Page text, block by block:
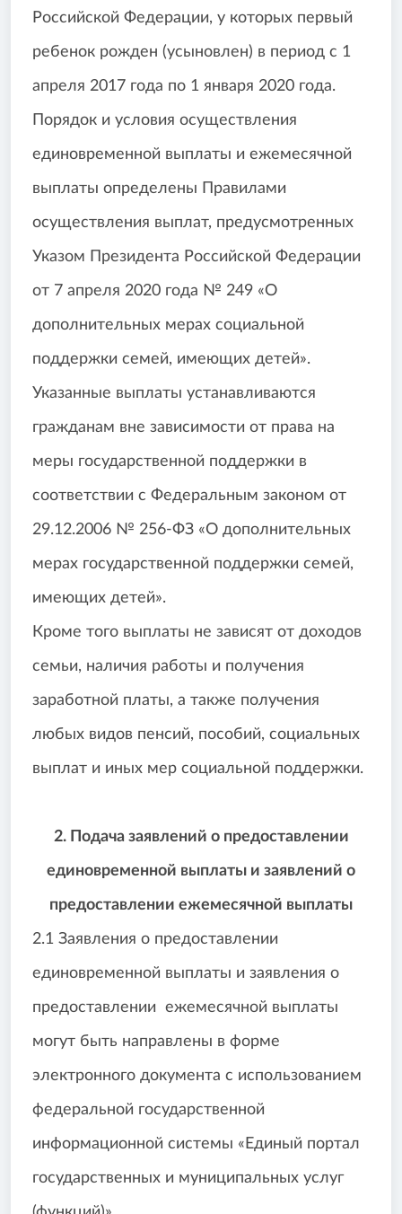
Российской Федерации, у которых первый
ребенок рожден (усыновлен) в период с 1
апреля 2017 года по 1 января 2020 года.
Порядок и условия осуществления
единовременной выплаты и ежемесячной
выплаты определены Правилами
осуществления выплат, предусмотренных
Указом Президента Российской Федерации
от 7 апреля 2020 года № 249 «О
дополнительных мерах социальной
поддержки семей, имеющих детей».
Указанные выплаты устанавливаются
гражданам вне зависимости от права на
меры государственной поддержки в
соответствии с Федеральным законом от
29.12.2006 № 256-ФЗ «О дополнительных
мерах государственной поддержки семей,
имеющих детей».
Кроме того выплаты не зависят от доходов
семьи, наличия работы и получения
заработной платы, а также получения
любых видов пенсий, пособий, социальных
выплат и иных мер социальной поддержки.
2. Подача заявлений о предоставлении
единовременной выплаты и заявлений о
предоставлении ежемесячной выплаты
2.1 Заявления о предоставлении
единовременной выплаты и заявления о
предоставлении ежемесячной выплаты
могут быть направлены в форме
электронного документа с использованием
федеральной государственной
информационной системы «Единый портал
государственных и муниципальных услуг